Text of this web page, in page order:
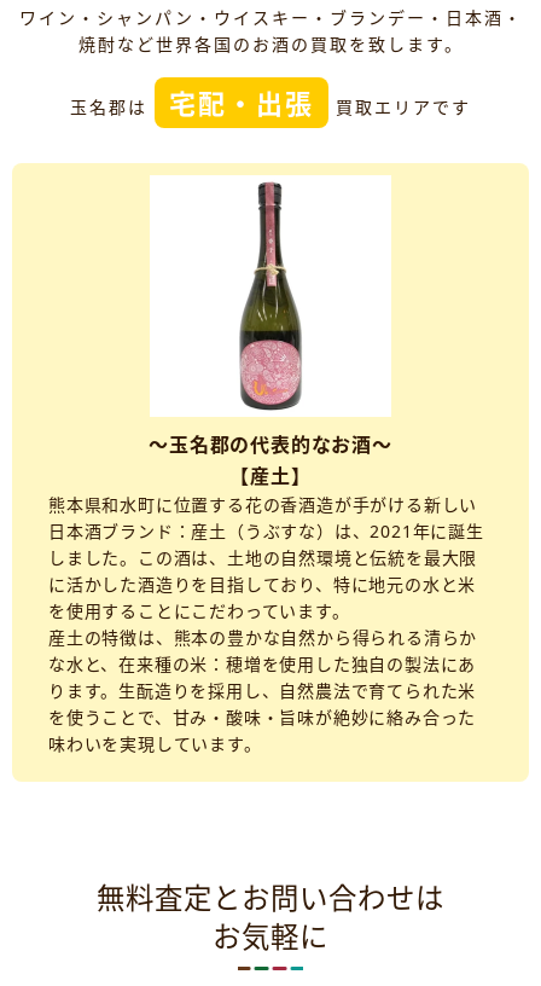
ワイン・シャンパン・ウイスキー・ブランデー・日本酒・
焼酎など世界各国のお酒の買取を致します。
玉名郡は 宅配・出張 買取エリアです
～玉名郡の代表的なお酒～
【産土】
熊本県和水町に位置する花の香酒造が手がける新しい
日本酒ブランド：産土（うぶすな）は、2021年に誕生
しました。この酒は、土地の自然環境と伝統を最大限
に活かした酒造りを目指しており、特に地元の水と米
を使用することにこだわっています。
産土の特徴は、熊本の豊かな自然から得られる清らか
な水と、在来種の米：穂増を使用した独自の製法にあ
ります。生酛造りを採用し、自然農法で育てられた米
を使うことで、甘み・酸味・旨味が絶妙に絡み合った
味わいを実現しています。
無料査定とお問い合わせは
お気軽に